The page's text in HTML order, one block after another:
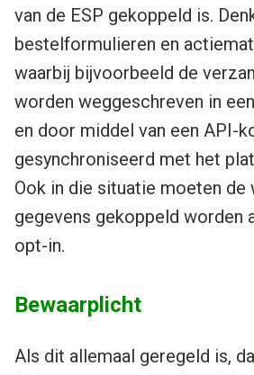
van de ESP gekoppeld is.
bestelformulieren en
waarbij bijvoorbeeld de
worden weggeschreven in
en door middel van een API-
gesynchroniseerd met het
Ook in die situatie moeten
gegevens gekoppeld worden
opt-in.
Bewaarplicht
Als dit allemaal geregeld is,